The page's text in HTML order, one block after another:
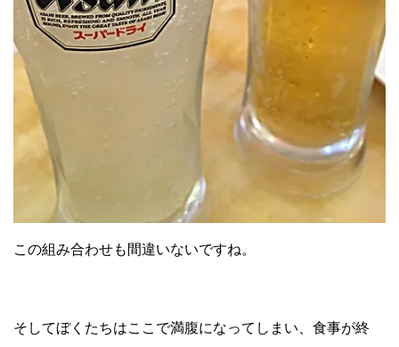
この組み合わせも間違いないですね。
そしてぼくたちはここで満腹になってしまい、食事が終